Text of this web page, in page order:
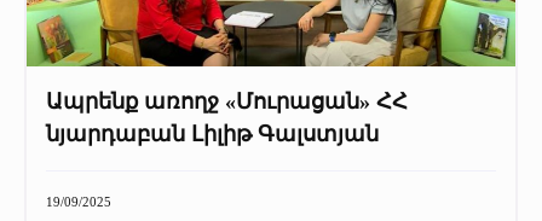
Ապրենք առողջ «Մուրացան» ՀՀ
նյարդաբան Լիլիթ Գալստյան
19/09/2025